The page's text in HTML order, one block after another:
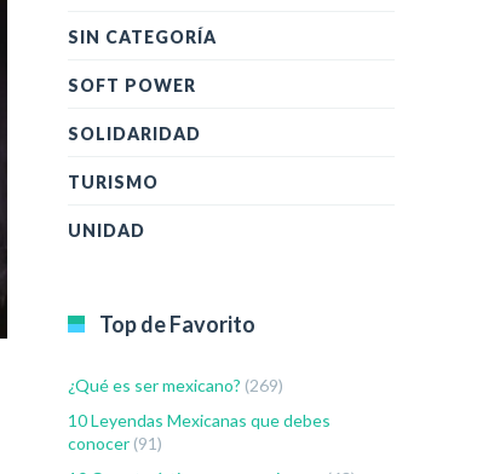
SIN CATEGORÍA
SOFT POWER
SOLIDARIDAD
TURISMO
UNIDAD
Top de Favorito
¿Qué es ser mexicano? (269)
10 Leyendas Mexicanas que debes
conocer (91)